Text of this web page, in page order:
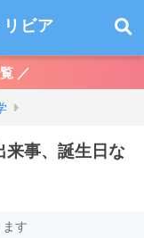
ビア
／
来事、誕生日な
す